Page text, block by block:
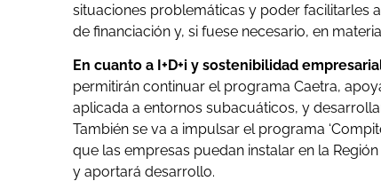
situaciones problemáticas y poder facilitarles
de financiación y, si fuese necesario, en
En cuanto a I+D+i y sostenibilidad
permitirán continuar el programa Caetra,
aplicada a entornos subacuáticos, y
También se va a impulsar el programa
que las empresas puedan instalar en la
y aportará desarrollo.